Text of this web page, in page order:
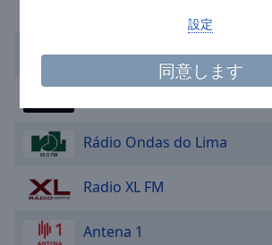
同意します
設定
window.
Opacity
Barca Fm Rádio
Rádio Ondas do Lima
Radio XL FM
Antena 1